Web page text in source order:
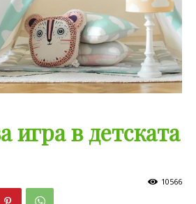
игра в детската
10566